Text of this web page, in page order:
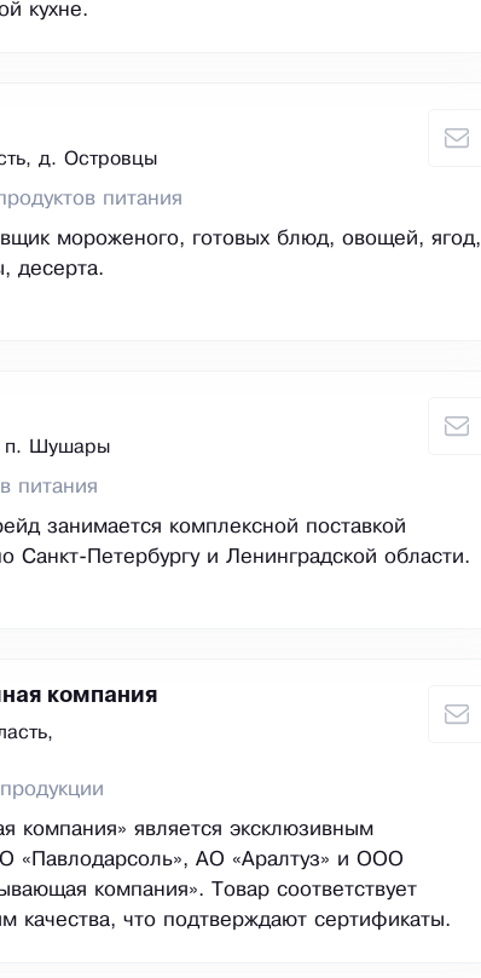
кухне.
д. Островцы
питания
мороженого, готовых блюд, овощей, ягод,
десерта.
п. Шушары
питания
занимается комплексной поставкой
Санкт-Петербургу и Ленинградской области.
компания
компания» является эксклюзивным
«Павлодарсоль», АО «Аралтуз» и ООО
компания». Товар соответствует
качества, что подтверждают сертификаты.